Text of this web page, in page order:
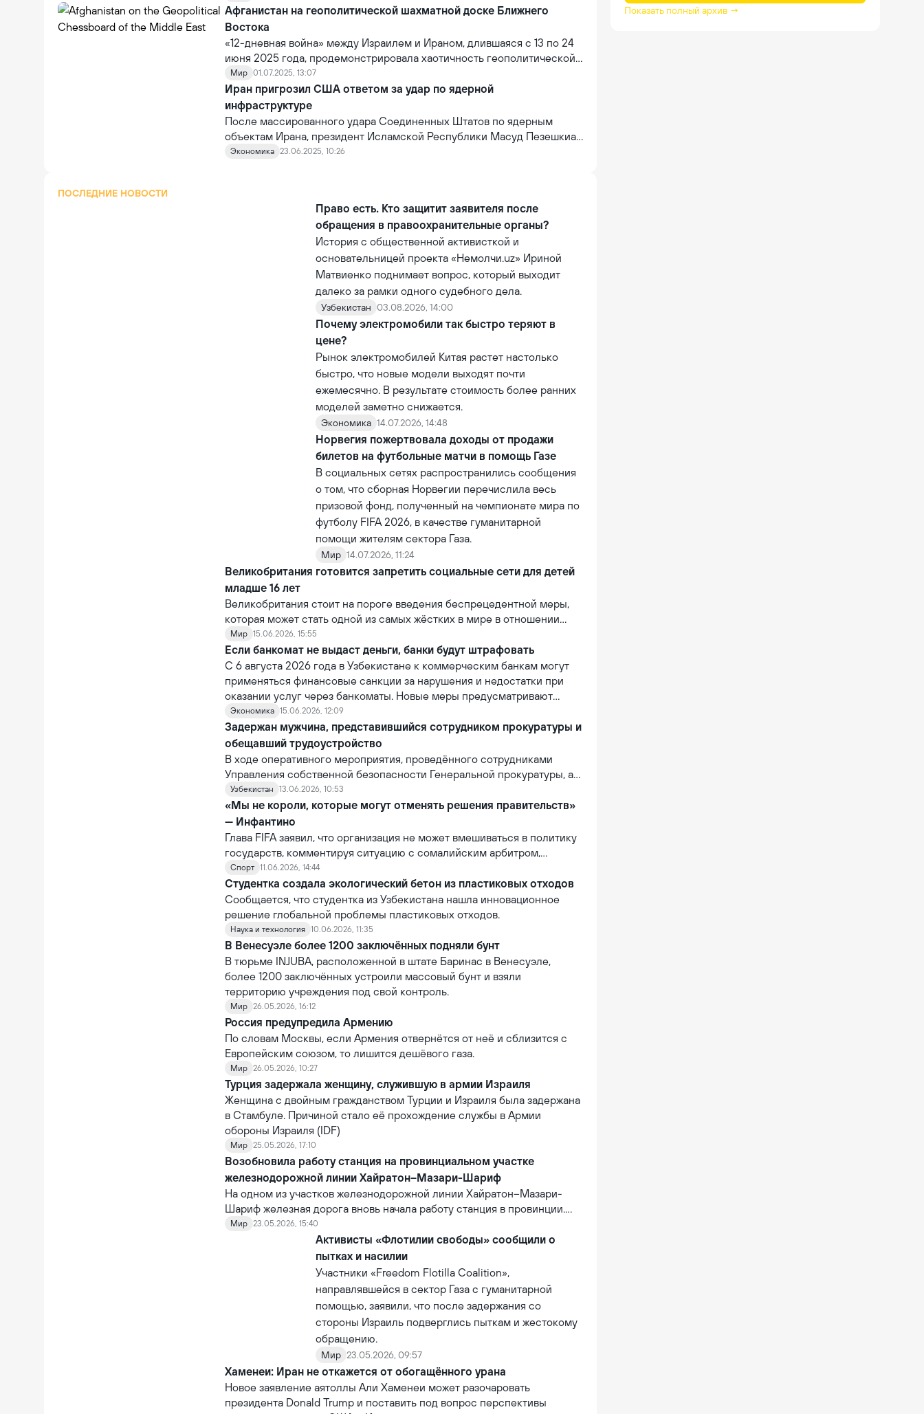
Афганистан на геополитической шахматной доске Ближнего
Востока
«12-дневная война» между Израилем и Ираном, длившаяся с 13 по 24
июня 2025 года, продемонстрировала хаотичность геополитической
ситуации на Ближнем Востоке, ожесточённую борьбу за
региональное лидерство и актуальность выбора стороны для стран
региона. Ближний Восток уникален: каждая фигура на шахматной
доске играет деликатную роль, используются неожиданные ходы и
манёвры.
Мир 01.07.2025, 13:07
Иран пригрозил США ответом за удар по ядерной
инфраструктуре
После массированного удара Соединенных Штатов по ядерным
объектам Ирана, президент Исламской Республики Масуд Пезешкиан
заявил, что Тегеран даст соответствующий ответ. Об этом сообщает
Экономика 23.06.2025, 10:26
ПОСЛЕДНИЕ НОВОСТИ
Право есть. Кто защитит заявителя после
обращения в правоохранительные органы?
История с общественной активисткой и
основательницей проекта «Немолчи.uz» Ириной
Матвиенко поднимает вопрос, который выходит
далеко за рамки одного судебного дела.
Узбекистан 03.08.2026, 14:00
Почему электромобили так быстро теряют в
цене?
Рынок электромобилей Китая растет настолько
быстро, что новые модели выходят почти
ежемесячно. В результате стоимость более ранних
моделей заметно снижается.
Экономика 14.07.2026, 14:48
Норвегия пожертвовала доходы от продажи
билетов на футбольные матчи в помощь Газе
В социальных сетях распространились сообщения
о том, что сборная Норвегии перечислила весь
призовой фонд, полученный на чемпионате мира по
футболу FIFA 2026, в качестве гуманитарной
помощи жителям сектора Газа.
Мир 14.07.2026, 11:24
Великобритания готовится запретить социальные сети для детей
младше 16 лет
Великобритания стоит на пороге введения беспрецедентной меры,
которая может стать одной из самых жёстких в мире в отношении
крупных технологических компаний. В рамках усиления контроля над
цифровой средой власти страны рассматривают возможность запрета
использования социальных сетей для лиц младше 16 лет.
Мир 15.06.2026, 15:55
Если банкомат не выдаст деньги, банки будут штрафовать
С 6 августа 2026 года в Узбекистане к коммерческим банкам могут
применяться финансовые санкции за нарушения и недостатки при
оказании услуг через банкоматы. Новые меры предусматривают
ответственность банков за сбои в работе банкоматов и
ненадлежащее обслуживание клиентов при проведении операций
через устройства самообслуживания.
Экономика 15.06.2026, 12:09
Задержан мужчина, представившийся сотрудником прокуратуры и
обещавший трудоустройство
В ходе оперативного мероприятия, проведённого сотрудниками
Управления собственной безопасности Генеральной прокуратуры, а
также Управления Департамента по Кашкадарьинской области, был
задержан гражданин, подозреваемый в мошенничестве.
Узбекистан 13.06.2026, 10:53
«Мы не короли, которые могут отменять решения правительств»
— Инфантино
Глава FIFA заявил, что организация не может вмешиваться в политику
государств, комментируя ситуацию с сомалийским арбитром,
которому было отказано во въезде в США. По словам Инфантино, FIFA
не обладает полномочиями отменять или изменять решения
национальных правительств.
Спорт 11.06.2026, 14:44
Студентка создала экологический бетон из пластиковых отходов
Сообщается, что студентка из Узбекистана нашла инновационное
решение глобальной проблемы пластиковых отходов.
Наука и технология 10.06.2026, 11:35
В Венесуэле более 1200 заключённых подняли бунт
В тюрьме INJUBA, расположенной в штате Баринас в Венесуэле,
более 1200 заключённых устроили массовый бунт и взяли
территорию учреждения под свой контроль.
Мир 26.05.2026, 16:12
Россия предупредила Армению
По словам Москвы, если Армения отвернётся от неё и сблизится с
Европейским союзом, то лишится дешёвого газа.
Мир 26.05.2026, 10:27
Турция задержала женщину, служившую в армии Израиля
Женщина с двойным гражданством Турции и Израиля была задержана
в Стамбуле. Причиной стало её прохождение службы в Армии
обороны Израиля (IDF)
Мир 25.05.2026, 17:10
Возобновила работу станция на провинциальном участке
железнодорожной линии Хайратон–Мазари-Шариф
На одном из участков железнодорожной линии Хайратон–Мазари-
Шариф железная дорога вновь начала работу станция в провинции.
Общая стоимость проекта составляет 6,3 млн долларов США. В
рамках его реализации на станцию впервые прибыл коммерческий
грузовой поезд, что стало первым практическим результатом
возобновления её деятельности.
Мир 23.05.2026, 15:40
Активисты «Флотилии свободы» сообщили о
пытках и насилии
Участники «Freedom Flotilla Coalition»,
направлявшейся в сектор Газа с гуманитарной
помощью, заявили, что после задержания со
стороны Израиль подверглись пыткам и жестокому
обращению.
Мир 23.05.2026, 09:57
Хаменеи: Иран не откажется от обогащённого урана
Новое заявление аятоллы Али Хаменеи может разочаровать
президента Donald Trump и поставить под вопрос перспективы
Показать полный архив →